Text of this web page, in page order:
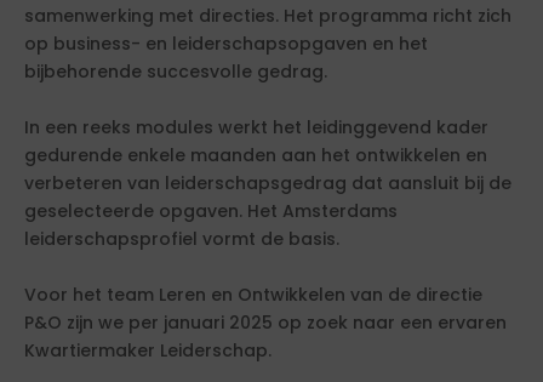
samenwerking met directies. Het programma richt zich
op business- en leiderschapsopgaven en het
bijbehorende succesvolle gedrag.
In een reeks modules werkt het leidinggevend kader
gedurende enkele maanden aan het ontwikkelen en
verbeteren van leiderschapsgedrag dat aansluit bij de
geselecteerde opgaven. Het Amsterdams
leiderschapsprofiel vormt de basis.
Voor het team Leren en Ontwikkelen van de directie
P&O zijn we per januari 2025 op zoek naar een ervaren
Kwartiermaker Leiderschap.